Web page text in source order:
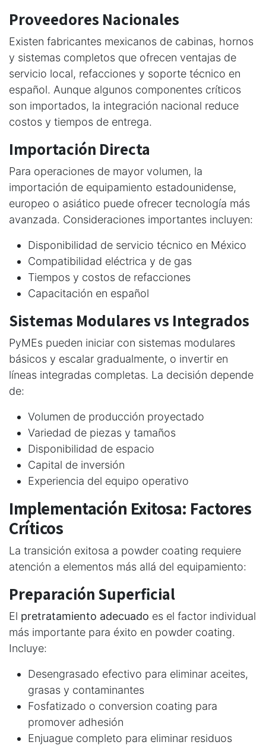
Proveedores Nacionales
Existen fabricantes mexicanos de cabinas, hornos
y sistemas completos que ofrecen ventajas de
servicio local, refacciones y soporte técnico en
español. Aunque algunos componentes críticos
son importados, la integración nacional reduce
costos y tiempos de entrega.
Importación Directa
Para operaciones de mayor volumen, la
importación de equipamiento estadounidense,
europeo o asiático puede ofrecer tecnología más
avanzada. Consideraciones importantes incluyen:
Disponibilidad de servicio técnico en México
Compatibilidad eléctrica y de gas
Tiempos y costos de refacciones
Capacitación en español
Sistemas Modulares vs Integrados
PyMEs pueden iniciar con sistemas modulares
básicos y escalar gradualmente, o invertir en
líneas integradas completas. La decisión depende
de:
Volumen de producción proyectado
Variedad de piezas y tamaños
Disponibilidad de espacio
Capital de inversión
Experiencia del equipo operativo
Implementación Exitosa: Factores
Críticos
La transición exitosa a powder coating requiere
atención a elementos más allá del equipamiento:
Preparación Superficial
El pretratamiento adecuado es el factor individual
más importante para éxito en powder coating.
Incluye:
Desengrasado efectivo para eliminar aceites,
grasas y contaminantes
Fosfatizado o conversion coating para
promover adhesión
Enjuague completo para eliminar residuos